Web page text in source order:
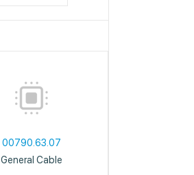
00790.63.07
General Cable